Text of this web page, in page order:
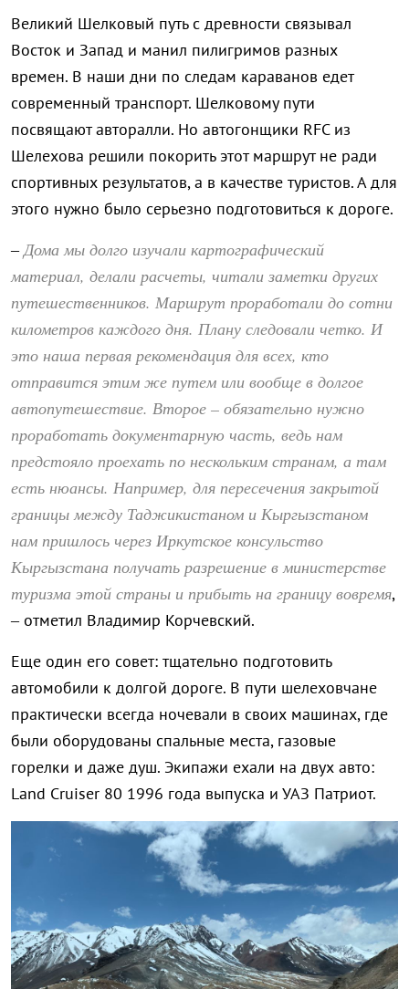
Великий Шелковый путь с древности связывал
Восток и Запад и манил пилигримов разных
времен. В наши дни по следам караванов едет
современный транспорт. Шелковому пути
посвящают авторалли. Но автогонщики RFC из
Шелехова решили покорить этот маршрут не ради
спортивных результатов, а в качестве туристов. А для
этого нужно было серьезно подготовиться к дороге.
–Дома мы долго изучали картографический
материал, делали расчеты, читали заметки других
путешественников. Маршрут проработали до сотни
километров каждого дня. Плану следовали четко. И
это наша первая рекомендация для всех, кто
отправится этим же путем или вообще в долгое
автопутешествие. Второе – обязательно нужно
проработать документарную часть, ведь нам
предстояло проехать по нескольким странам, а там
есть нюансы. Например, для пересечения закрытой
границы между Таджикистаном и Кыргызстаном
нам пришлось через Иркутское консульство
Кыргызстана получать разрешение в министерстве
туризма этой страны и прибыть на границу вовремя,
– отметил Владимир Корчевский.
Еще один его совет: тщательно подготовить
автомобили к долгой дороге. В пути шелеховчане
практически всегда ночевали в своих машинах, где
были оборудованы спальные места, газовые
горелки и даже душ. Экипажи ехали на двух авто:
Land Cruiser 80 1996 года выпуска и УАЗ Патриот.